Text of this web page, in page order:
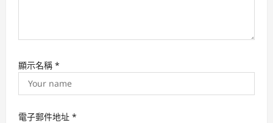
顯示名稱 *
電子郵件地址 *